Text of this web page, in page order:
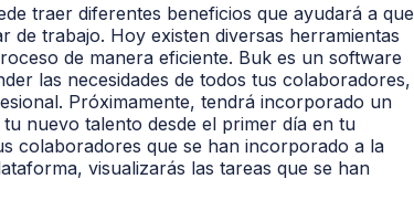
traer diferentes beneficios que ayudará a que
de trabajo. Hoy existen diversas herramientas
de manera eficiente. Buk es un software
las necesidades de todos tus colaboradores,
Próximamente, tendrá incorporado un
nuevo talento desde el primer día en tu
colaboradores que se han incorporado a la
visualizarás las tareas que se han